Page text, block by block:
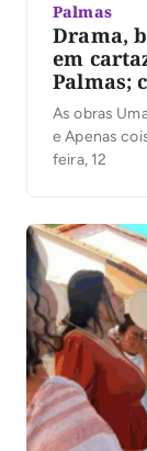
Palmas
Drama,
em
Palmas;
As obras
e Apenas
feira, 12